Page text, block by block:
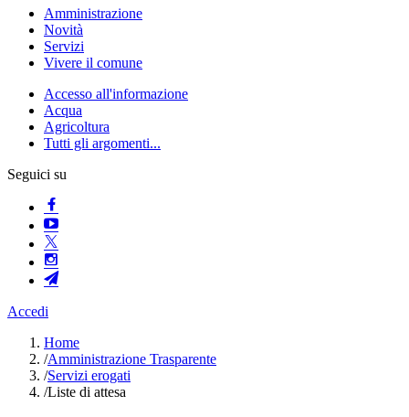
Amministrazione
Novità
Servizi
Vivere il comune
Accesso all'informazione
Acqua
Agricoltura
Tutti gli argomenti...
Seguici su
Accedi
Home
/Amministrazione Trasparente
/Servizi erogati
/Liste di attesa